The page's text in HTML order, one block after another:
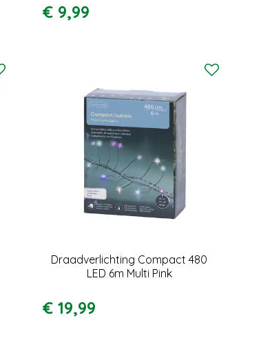
€ 9,99
Draadverlichting Compact 480
LED 6m Multi Pink
€ 19,99